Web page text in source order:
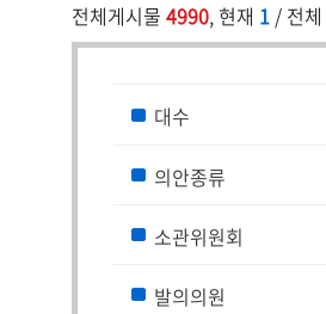
전체게시물 4990, 현재 1 / 전체
대수
의안종류
소관위원회
발의의원